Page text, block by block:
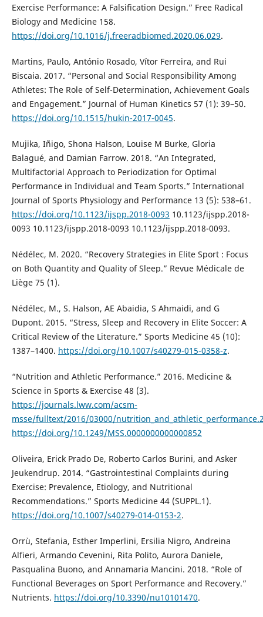
Exercise Performance: A Falsification Design.” Free Radical
Biology and Medicine 158.
https://doi.org/10.1016/j.freeradbiomed.2020.06.029.
Martins, Paulo, António Rosado, Vítor Ferreira, and Rui
Biscaia. 2017. “Personal and Social Responsibility Among
Athletes: The Role of Self-Determination, Achievement Goals
and Engagement.” Journal of Human Kinetics 57 (1): 39–50.
https://doi.org/10.1515/hukin-2017-0045.
Mujika, Iñigo, Shona Halson, Louise M Burke, Gloria
Balagué, and Damian Farrow. 2018. “An Integrated,
Multifactorial Approach to Periodization for Optimal
Performance in Individual and Team Sports.” International
Journal of Sports Physiology and Performance 13 (5): 538–61.
https://doi.org/10.1123/ijspp.2018-0093 10.1123/ijspp.2018-
0093 10.1123/ijspp.2018-0093 10.1123/ijspp.2018-0093.
Nédélec, M. 2020. “Recovery Strategies in Elite Sport : Focus
on Both Quantity and Quality of Sleep.” Revue Médicale de
Liège 75 (1).
Nédélec, M., S. Halson, AE Abaidia, S Ahmaidi, and G
Dupont. 2015. “Stress, Sleep and Recovery in Elite Soccer: A
Critical Review of the Literature.” Sports Medicine 45 (10):
1387–1400. https://doi.org/10.1007/s40279-015-0358-z.
“Nutrition and Athletic Performance.” 2016. Medicine &
Science in Sports & Exercise 48 (3).
https://journals.lww.com/acsm-
msse/fulltext/2016/03000/
https://doi.org/10.1249/MSS.0000000000000852
Oliveira, Erick Prado De, Roberto Carlos Burini, and Asker
Jeukendrup. 2014. “Gastrointestinal Complaints during
Exercise: Prevalence, Etiology, and Nutritional
Recommendations.” Sports Medicine 44 (SUPPL.1).
https://doi.org/10.1007/s40279-014-0153-2.
Orrù, Stefania, Esther Imperlini, Ersilia Nigro, Andreina
Alfieri, Armando Cevenini, Rita Polito, Aurora Daniele,
Pasqualina Buono, and Annamaria Mancini. 2018. “Role of
Functional Beverages on Sport Performance and Recovery.”
Nutrients. https://doi.org/10.3390/nu10101470.